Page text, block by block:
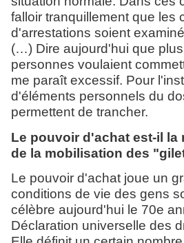
falloir tranquillement que les
d'arrestations soient
(…) Dire aujourd'hui que
personnes voulaient
me paraît excessif. Pour
d'éléments personnels du
permettent de trancher.
Le pouvoir d'achat est-il la
de la mobilisation des
Le pouvoir d'achat joue un
conditions de vie des gens
célèbre aujourd'hui le 70e
Déclaration universelle des